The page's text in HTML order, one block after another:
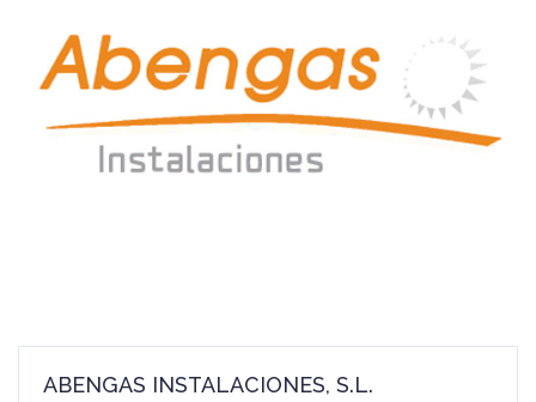
ABENGAS INSTALACIONES, S.L.